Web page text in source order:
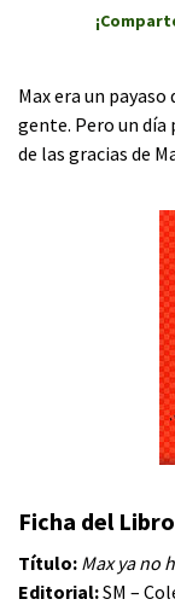
Max era un
gente. Pero un día
de las gracias de
Ficha del Libro
Título: Max ya no
Editorial:SM –